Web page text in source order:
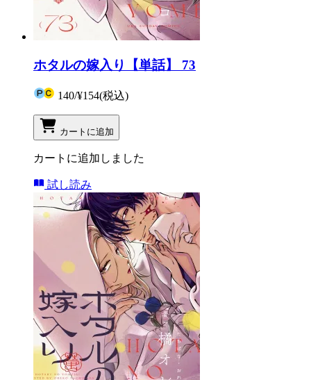
ホタルの嫁入り【単話】 73
140/¥154(税込)
カートに追加
カートに追加しました
試し読み